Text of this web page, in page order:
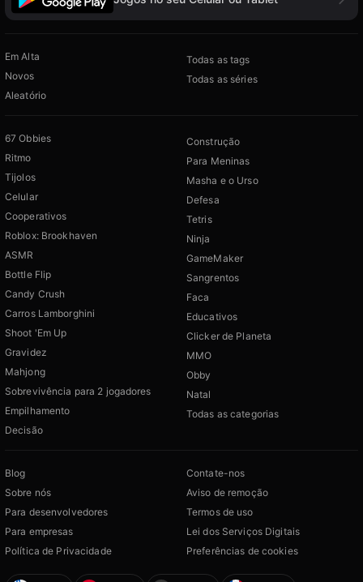
Em Alta
Novos
Aleatório
Todas as tags
Todas as séries
67 Obbies
Ritmo
Tijolos
Celular
Cooperativos
Roblox: Brookhaven
ASMR
Bottle Flip
Candy Crush
Carros Lamborghini
Shoot 'Em Up
Gravidez
Mahjong
Sobrevivência para 2 jogadores
Empilhamento
Decisão
Construção
Para Meninas
Masha e o Urso
Defesa
Tetris
Ninja
GameMaker
Sangrentos
Faca
Educativos
Clicker de Planeta
MMO
Obby
Natal
Todas as categorias
Blog
Sobre nós
Para desenvolvedores
Para empresas
Política de Privacidade
Contate-nos
Aviso de remoção
Termos de uso
Lei dos Serviços Digitais
Preferências de cookies